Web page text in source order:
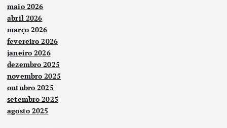
maio 2026
abril 2026
março 2026
fevereiro 2026
janeiro 2026
dezembro 2025
novembro 2025
outubro 2025
setembro 2025
agosto 2025